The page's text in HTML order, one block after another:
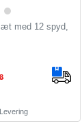
med 12 spyd,
Levering